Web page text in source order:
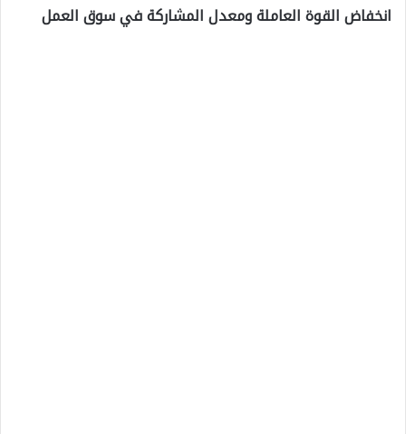
انخفاض القوة العاملة ومعدل المشاركة في سوق العمل